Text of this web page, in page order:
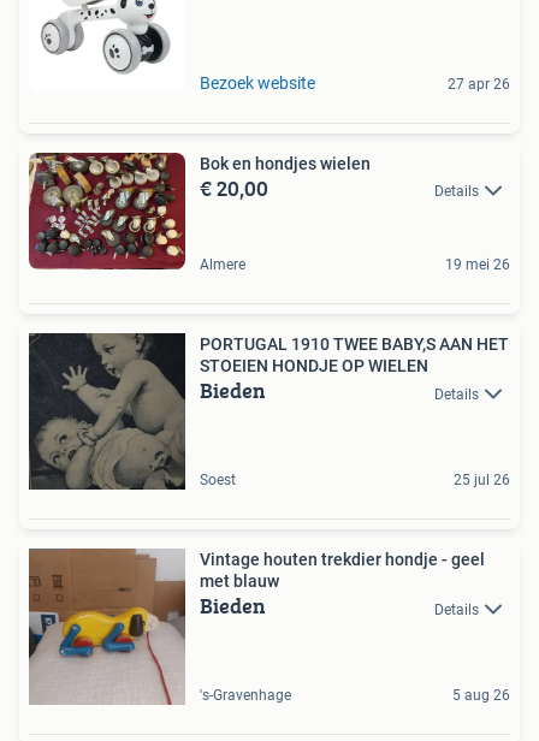
Bezoek website 27 apr 26
Bok en hondjes wielen
€ 20,00 Details
Almere 19 mei 26
PORTUGAL 1910 TWEE BABY,S AAN HET
STOEIEN HONDJE OP WIELEN
Bieden Details
Soest 25 jul 26
Vintage houten trekdier hondje - geel
met blauw
Bieden Details
's-Gravenhage 5 aug 26